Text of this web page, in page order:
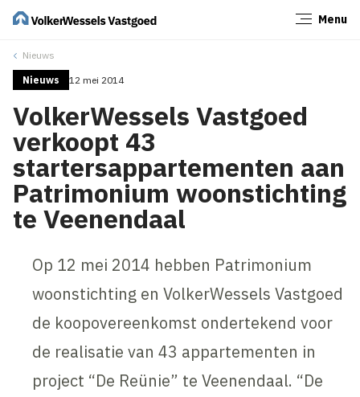
Menu
Nieuws
Nieuws 12 mei 2014
VolkerWessels Vastgoed
verkoopt 43
startersappartementen aan
Patrimonium woonstichting
te Veenendaal
Op 12 mei 2014 hebben Patrimonium
woonstichting en VolkerWessels Vastgoed
de koopovereenkomst ondertekend voor
de realisatie van 43 appartementen in
project “De Reünie” te Veenendaal. “De
Sluiten